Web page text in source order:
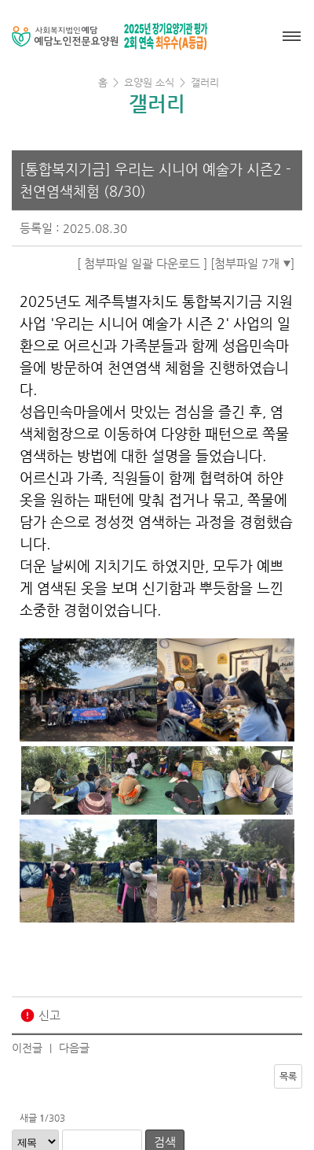
홈 > 요양원 소식 > 갤러리
갤러리
[통합복지기금] 우리는 시니어 예술가 시즌2 -
천연염색체험 (8/30)
등록일 : 2025.08.30
[ 첨부파일 일괄 다운로드 ] [첨부파일 7개 ]
2025년도 제주특별자치도 통합복지기금 지원
사업 '우리는 시니어 예술가 시즌 2' 사업의 일
환으로 어르신과 가족분들과 함께 성읍민속마
을에 방문하여 천연염색 체험을 진행하였습니
다.
성읍민속마을에서 맛있는 점심을 즐긴 후, 염
색체험장으로 이동하여 다양한 패턴으로 쪽물
염색하는 방법에 대한 설명을 들었습니다.
어르신과 가족, 직원들이 함께 협력하여 하얀
옷을 원하는 패턴에 맞춰 접거나 묶고, 쪽물에
담가 손으로 정성껏 염색하는 과정을 경험했습
니다.
더운 날씨에 지치기도 하였지만, 모두가 예쁘
게 염색된 옷을 보며 신기함과 뿌듯함을 느낀
소중한 경험이었습니다.
error 신고
이전글 다음글
목록
새글 1/303
검색